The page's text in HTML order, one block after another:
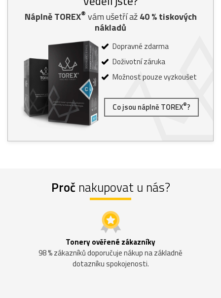
Náplně TOREX® vám ušetří až40% tiskových
nákladů
Dopravné zdarma
Doživotní záruka
Možnost pouze vyzkoušet
Co jsou náplně TOREX®?
Proč nakupovat u nás?
Tonery ověřené zákazníky
98 % zákazníků doporučuje nákup na základně
dotazníku spokojenosti.